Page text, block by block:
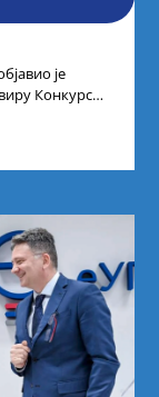
је
Конкурса